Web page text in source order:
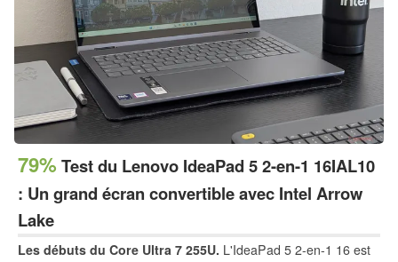
79% Test du Lenovo IdeaPad 5 2-en-1 16IAL10
: Un grand écran convertible avec Intel Arrow
Lake
Les débuts du Core Ultra 7 255U. L'IdeaPad 5 2-en-1 16 est